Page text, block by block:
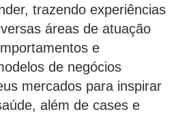
trazendo experiências
áreas de atuação
e
de negócios
mercados para inspirar
além de cases e